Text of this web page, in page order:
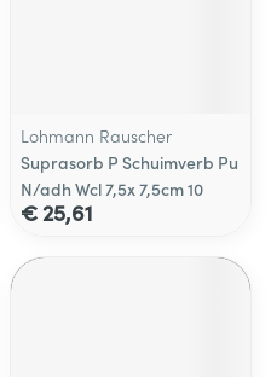
Lohmann Rauscher
Suprasorb P Schuimverb Pu
N/adh Wcl 7,5x 7,5cm 10
€ 25,61